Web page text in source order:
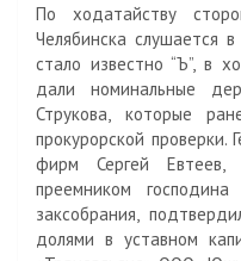
По ходатайству
Челябинска слушается
стало известно “Ъ”, в
дали номинальные
Струкова, которые
прокурорской проверки.
фирм Сергей
преемником
заксобрания,
долями в уставном